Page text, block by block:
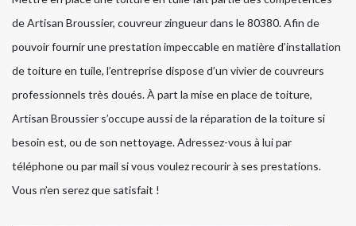
de Artisan Broussier, couvreur zingueur dans le 80380. Afin de
pouvoir fournir une prestation impeccable en matière d’installation
de toiture en tuile, l’entreprise dispose d’un vivier de couvreurs
professionnels très doués. À part la mise en place de toiture,
Artisan Broussier s’occupe aussi de la réparation de la toiture si
besoin est, ou de son nettoyage. Adressez-vous à lui par
téléphone ou par mail si vous voulez recourir à ses prestations.
Vous n’en serez que satisfait !